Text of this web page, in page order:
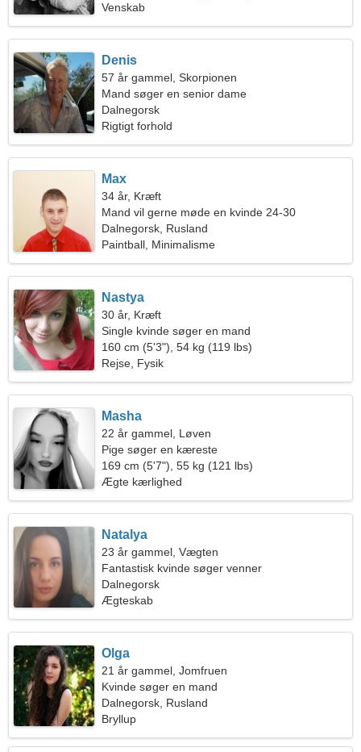
Venskab
Denis
57 år gammel, Skorpionen
Mand søger en senior dame
Dalnegorsk
Rigtigt forhold
Max
34 år, Kræft
Mand vil gerne møde en kvinde 24-30
Dalnegorsk, Rusland
Paintball, Minimalisme
Nastya
30 år, Kræft
Single kvinde søger en mand
160 cm (5'3"), 54 kg (119 lbs)
Rejse, Fysik
Masha
22 år gammel, Løven
Pige søger en kæreste
169 cm (5'7"), 55 kg (121 lbs)
Ægte kærlighed
Natalya
23 år gammel, Vægten
Fantastisk kvinde søger venner
Dalnegorsk
Ægteskab
Olga
21 år gammel, Jomfruen
Kvinde søger en mand
Dalnegorsk, Rusland
Bryllup